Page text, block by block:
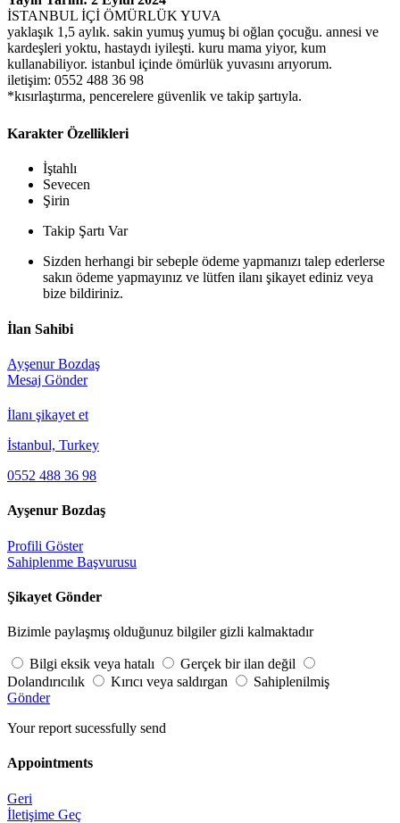
İSTANBUL İÇİ ÖMÜRLÜK YUVA
yaklaşık 1,5 aylık. sakin yumuş yumuş bi oğlan çocuğu. annesi ve
kardeşleri yoktu, hastaydı iyileşti. kuru mama yiyor, kum
kullanabiliyor. istanbul içinde ömürlük yuvasını arıyorum.
iletişim: 0552 488 36 98
*kısırlaştırma, pencerelere güvenlik ve takip şartıyla.
Karakter Özellikleri
İştahlı
Sevecen
Şirin
Takip Şartı Var
Sizden herhangi bir sebeple ödeme yapmanızı talep ederlerse
sakın ödeme yapmayınız ve lütfen ilanı şikayet ediniz veya
bize bildiriniz.
İlan Sahibi
Ayşenur Bozdaş
Mesaj Gönder
İlanı şikayet et
İstanbul, Turkey
0552 488 36 98
Ayşenur Bozdaş
Profili Göster
Sahiplenme Başvurusu
Şikayet Gönder
Bizimle paylaşmış olduğunuz bilgiler gizli kalmaktadır
Bilgi eksik veya hatalı
Gerçek bir ilan değil
Dolandırıcılık
Kırıcı veya saldırgan
Sahiplenilmiş
Gönder
Your report sucessfully send
Appointments
Geri
İletişime Geç